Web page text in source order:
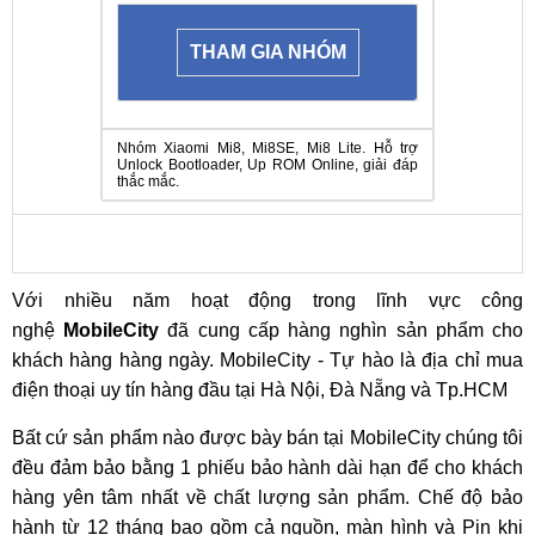
THAM GIA NHÓM
Nhóm Xiaomi Mi8, Mi8SE, Mi8 Lite. Hỗ trợ
Unlock Bootloader, Up ROM Online, giải đáp
thắc mắc.
Với nhiều năm hoạt động trong lĩnh vực công
nghệ MobileCity đã cung cấp hàng nghìn sản phẩm cho
khách hàng hàng ngày. MobileCity - Tự hào là địa chỉ mua
điện thoại uy tín hàng đầu tại Hà Nội, Đà Nẵng và Tp.HCM
Bất cứ sản phẩm nào được bày bán tại MobileCity chúng tôi
đều đảm bảo bằng 1 phiếu bảo hành dài hạn để cho khách
hàng yên tâm nhất về chất lượng sản phẩm. Chế độ bảo
hành từ 12 tháng bao gồm cả nguồn, màn hình và Pin khi